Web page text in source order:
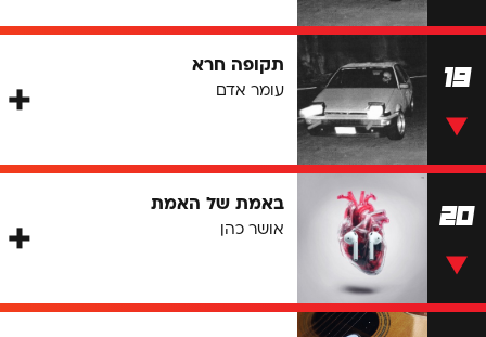
19 תקופה חרא
עומר אדם
20 באמת של האמת
אושר כהן